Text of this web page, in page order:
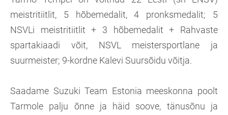
meistritiitlit, 5 hõbemedalit, 4 pronksmedalit; 5
NSVLi meistritiitlit + 3 hõbemedalit + Rahvaste
spartakiaadi võit, NSVL meistersportlane ja
suurmeister; 9-kordne Kalevi Suursõidu võitja.
Saadame Suzuki Team Estonia meeskonna poolt
Tarmole palju õnne ja häid soove, tänusõnu ja